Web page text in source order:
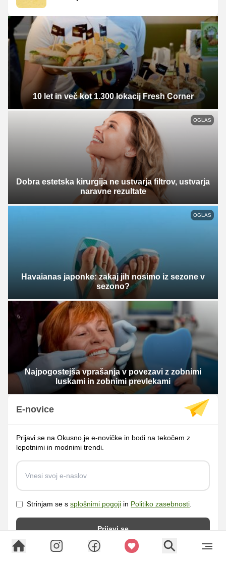
10 let in več kot 1.300 lokacij Fresh Corner
OGLAS
Dobra estetska kirurgija ne ustvarja filtrov, ustvarja
naravne rezultate
OGLAS
Havaianas japonke: zakaj jih nosimo iz sezone v
sezono?
Najpogostejša vprašanja v povezavi z zobnimi
luskami in zobnimi prevlekami
E-novice
Prijavi se na Okusno.je e-novičke in bodi na tekočem z
lepotnimi in modnimi trendi.
Strinjam se s splošnimi pogoji in Politiko zasebnosti
Prijavi se